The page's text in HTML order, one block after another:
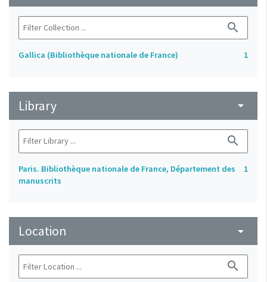
search
Gallica (Bibliothèque nationale de France) 1
Library arrow_drop_down
search
Paris. Bibliothèque nationale de France, Département des
manuscrits
1
Location arrow_drop_down
search